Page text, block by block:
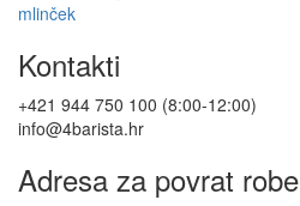
Kontakti
+421 944 750 100 (8:00-12:00)
info@4barista.hr
Adresa za povrat robe